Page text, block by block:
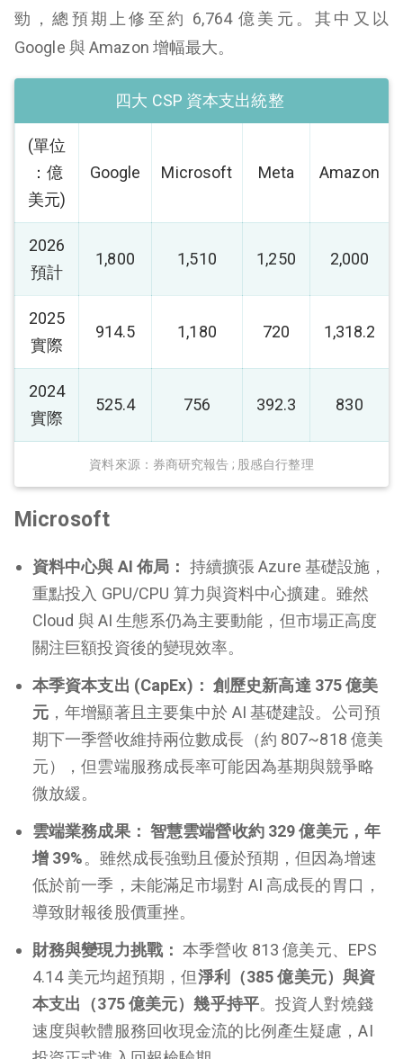
勁，總預期上修至約 6,764 億美元。其中又以
Google 與 Amazon 增幅最大。
資料來源：券商研究報告 ; 股感自行整理
四大 CSP 資本支出統整
(單位
：億
美元)
Google Microsoft Meta Amazon
2026
預計
1,800 1,510 1,250 2,000
2025
實際
914.5 1,180 720 1,318.2
2024
實際
525.4 756 392.3 830
Microsoft
資料中心與 AI 佈局： 持續擴張 Azure 基礎設施，
重點投入 GPU/CPU 算力與資料中心擴建。雖然
Cloud 與 AI 生態系仍為主要動能，但市場正高度
關注巨額投資後的變現效率。
本季資本支出 (CapEx)： 創歷史新高達 375 億美
元 ，年增顯著且主要集中於 AI 基礎建設。公司預
期下一季營收維持兩位數成長（約 807~818 億美
元），但雲端服務成長率可能因為基期與競爭略
微放緩。
雲端業務成果： 智慧雲端營收約 329 億美元，年
增 39%。雖然成長強勁且優於預期，但因為增速
低於前一季，未能滿足市場對 AI 高成長的胃口，
導致財報後股價重挫。
財務與變現力挑戰： 本季營收 813 億美元、EPS
4.14 美元均超預期，但淨利（385 億美元）與資
本支出（375 億美元）幾乎持平。投資人對燒錢
速度與軟體服務回收現金流的比例產生疑慮，AI